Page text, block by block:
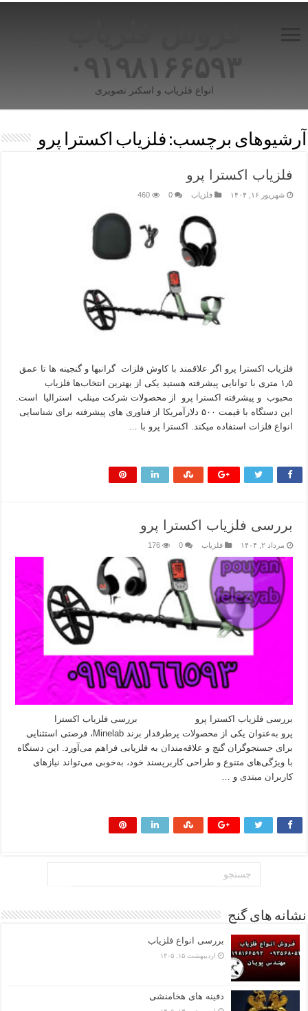
۰۹۱۹۸۱۶۶۵۹۳
انواع فلزیاب و اسکنر تصویری
آرشیوهای برچسب: فلزیاب اکسترا پرو
فلزیاب اکسترا پرو
شهریور ۱۶, ۱۴۰۴ فلزیاب 0
460
فلزیاب اکسترا پرو اگر علاقمند با کاوش فلزات گرانبها و گنجینه ها تا عمق
۱٫۵ متری با توانایی پیشرفته هستید یکی از بهترین انتخاب‌ها فلزیاب
محبوب و پیشرفته اکسترا پرو از محصولات شرکت مینلب استرالیا است.
این دستگاه با قیمت ۵۰۰ دلارآمریکا از فناوری های پیشرفته برای شناسایی
انواع فلزات استفاده میکند. اکسترا پرو با …
بررسی فلزیاب اکسترا پرو
مرداد ۲, ۱۴۰۴ فلزیاب 0
176
بررسی فلزیاب اکسترا پرو بررسی فلزیاب اکسترا
پرو به‌عنوان یکی از محصولات پرطرفدار برند Minelab، فرصتی استثنایی
برای جستجوگران گنج و علاقه‌مندان به فلزیابی فراهم می‌آورد. این دستگاه
با ویژگی‌های متنوع و طراحی کاربرپسند خود، به‌خوبی می‌تواند نیازهای
کاربران مبتدی و …
نشانه های گنج
بررسی انواع فلزیاب
اردیبهشت ۱۵, ۱۴۰۵
دفینه های هخامنشی